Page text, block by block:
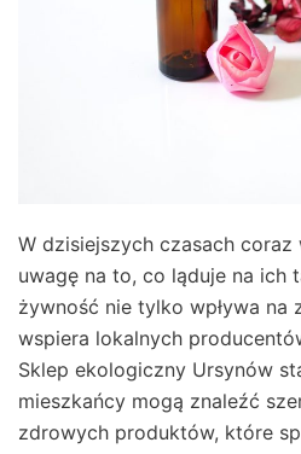
W dzisiejszych czasach
uwagę na to, co ląduje na ich
żywność nie tylko wpływa na
wspiera lokalnych
Sklep ekologiczny Ursynów
mieszkańcy mogą znaleźć
zdrowych produktów, które